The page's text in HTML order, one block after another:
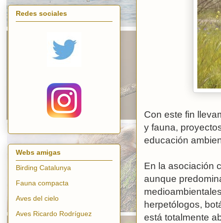
Con este fin
y fauna,
educación
En la asociación
aunque
herpetólogos,
está totalmente
Redes sociales
Webs amigas
Birding Catalunya
Fauna compacta
Aves del cielo
Aves Ricardo Rodríguez